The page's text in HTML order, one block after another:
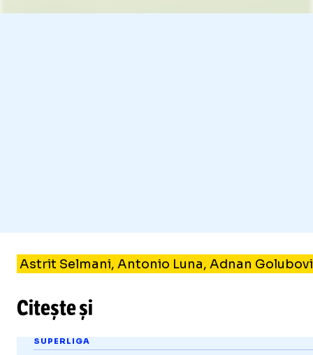
Astrit Selmani, Antonio Luna, Adnan
Citește și
SUPERLIGA